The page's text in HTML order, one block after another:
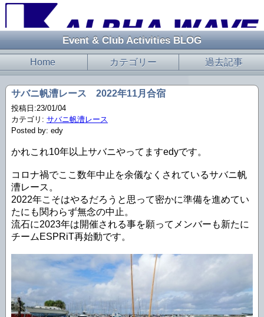
Event & Club Activities BLOG
Home カテゴリー 過去記事
サバニ帆漕レース 2022年11月合宿
投稿日:23/01/04
カテゴリ: サバニ帆漕レース
Posted by: edy
かれこれ10年以上サバニやってますedyです。
コロナ禍でここ数年中止を余儀なくされているサバニ帆
漕レース。
2022年こそはやるだろうと思って密かに準備を進めてい
たにも関わらず無念の中止。
流石に2023年は開催される事を願ってメンバーも新たに
チームESPRiT再始動です。